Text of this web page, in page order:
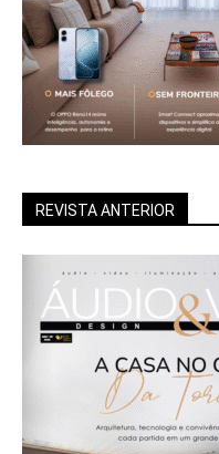
REVISTA ANTERIOR